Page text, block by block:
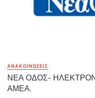
ΑΝΑΚΟΙΝΏΣΕΙΣ
ΝΕΑ ΟΔΟΣ-
ΑΜΕΑ.